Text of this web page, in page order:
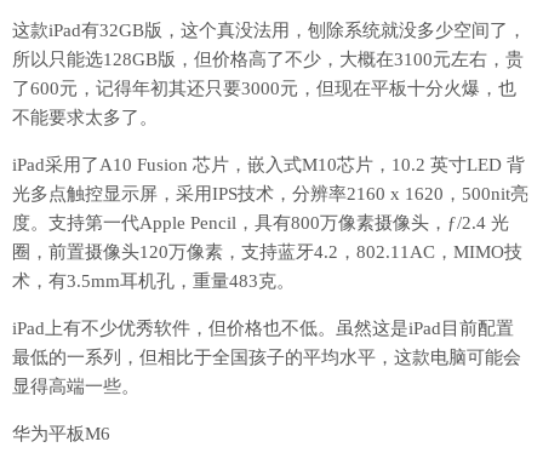
这款iPad有32GB版，这个真没法用，刨除系统就没多少空间了，
所以只能选128GB版，但价格高了不少，大概在3100元左右，贵
了600元，记得年初其还只要3000元，但现在平板十分火爆，也
不能要求太多了。
iPad采用了A10 Fusion 芯片，嵌入式M10芯片，10.2 英寸LED 背
光多点触控显示屏，采用IPS技术，分辨率2160 x 1620，500nit亮
度。支持第一代Apple Pencil，具有800万像素摄像头，ƒ/2.4 光
圈，前置摄像头120万像素，支持蓝牙4.2，802.11AC，MIMO技
术，有3.5mm耳机孔，重量483克。
iPad上有不少优秀软件，但价格也不低。虽然这是iPad目前配置
最低的一系列，但相比于全国孩子的平均水平，这款电脑可能会
显得高端一些。
华为平板M6